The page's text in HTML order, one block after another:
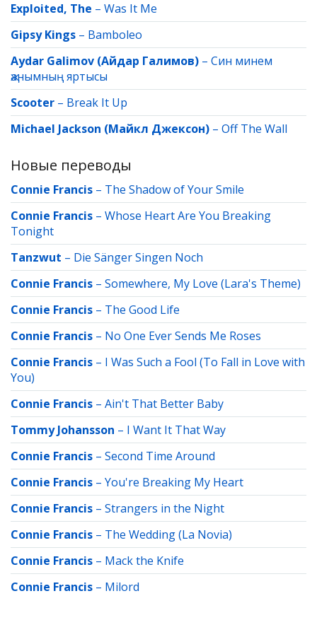
Exploited, The – Was It Me
Gipsy Kings – Bamboleo
Aydar Galimov (Айдар Галимов) – Син минем
җанымның яртысы
Scooter – Break It Up
Michael Jackson (Майкл Джексон) – Off The Wall
Новые переводы
Connie Francis – The Shadow of Your Smile
Connie Francis – Whose Heart Are You Breaking
Tonight
Tanzwut – Die Sänger Singen Noch
Connie Francis – Somewhere, My Love (Lara's Theme)
Connie Francis – The Good Life
Connie Francis – No One Ever Sends Me Roses
Connie Francis – I Was Such a Fool (To Fall in Love with
You)
Connie Francis – Ain't That Better Baby
Tommy Johansson – I Want It That Way
Connie Francis – Second Time Around
Connie Francis – You're Breaking My Heart
Connie Francis – Strangers in the Night
Connie Francis – The Wedding (La Novia)
Connie Francis – Mack the Knife
Connie Francis – Milord